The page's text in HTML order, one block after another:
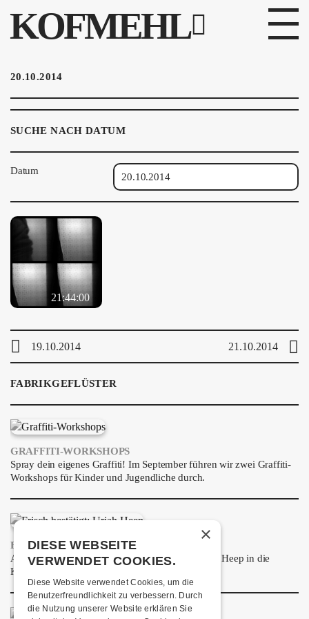
KOFMEHL
PROGRAMM
FABRIKGEFLÜSTER
FOTOGALERIE
INFOS
KONTAKT
ÜBER UNS
GÖNNEREI
SHOP
MITMACHEN
20.10.2014
SUCHE NACH DATUM
Datum
21:44:00
19.10.2014 21.10.2014
FABRIKGEFLÜSTER
GRAFFITI-WORKSHOPS
Spray dein eigenes Graffiti! Im September führen wir zwei Graffiti-
Workshops für Kinder und Jugendliche durch.
FRISCH BESTÄTIGT: URIAH HEEP
Am Sonntag, 15. November 2026 kommen Uriah Heep in die
Kulturfabrik Kofmehl!
×
DIESE WEBSEITE
VERWENDET COOKIES.
Diese Website verwendet Cookies, um die
Benutzerfreundlichkeit zu verbessern. Durch
die Nutzung unserer Website erklären Sie